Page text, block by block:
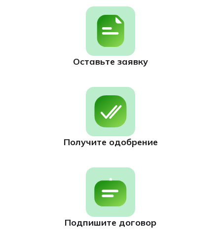
Оставьте заявку
Получите одобрение
Подпишите договор